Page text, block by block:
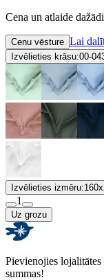
Cena un atlaide
Cenu vēsture Lai
Izvēlieties krāsu:00-
Izvēlieties izmēru:
1
Uz grozu
Pievienojies
summas!